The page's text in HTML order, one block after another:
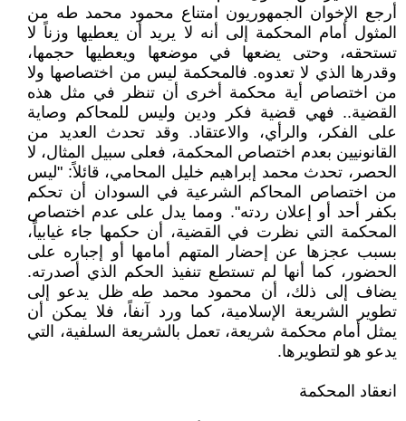
أرجع الإخوان الجمهوريون امتناع محمود محمد طه من
المثول أمام المحكمة إلى أنه لا يريد أن يعطيها وزناً لا
تستحقه، وحتى يضعها في موضعها ويعطيها حجمها،
وقدرها الذي لا تعدوه. فالمحكمة ليس من اختصاصها ولا
من اختصاص أية محكمة أخرى أن تنظر في مثل هذه
القضية.. فهي قضية فكر ودين وليس للمحاكم وصاية
على الفكر، والرأي، والاعتقاد. وقد تحدث العديد من
القانونيين بعدم اختصاص المحكمة، فعلى سبيل المثال، لا
الحصر، تحدث محمد إبراهيم خليل المحامي، قائلاً: "ليس
من اختصاص المحاكم الشرعية في السودان أن تحكم
بكفر أحد أو إعلان ردته". ومما يدل على عدم اختصاص
المحكمة التي نظرت في القضية، أن حكمها جاء غيابياً،
بسبب عجزها عن إحضار المتهم أمامها أو إجباره على
الحضور، كما أنها لم تستطع تنفيذ الحكم الذي أصدرته.
يضاف إلى ذلك، أن محمود محمد طه ظل يدعو إلى
تطوير الشريعة الإسلامية، كما ورد آنفاً، فلا يمكن أن
يمثل أمام محكمة شريعة، تعمل بالشريعة السلفية، التي
يدعو هو لتطويرها.
انعقاد المحكمة